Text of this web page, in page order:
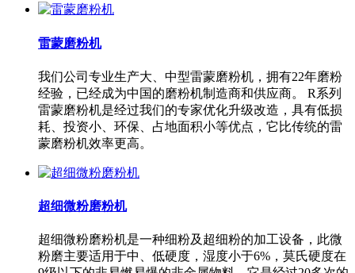
雷蒙磨粉机
我们公司专业生产大、中型雷蒙磨粉机，拥有22年磨粉
经验，已经成为中国的磨粉机制造商和供应商。 R系列
雷蒙磨粉机是经过我们的专家优化升级改造，具有低损
耗、投资小、环保、占地面积小等优点，它比传统的雷
蒙磨粉机效率更高。
超细微粉磨粉机
超细微粉磨粉机是一种细粉及超细粉的加工设备，此微
粉磨主要适用于中、低硬度，湿度小于6%，莫氏硬度在